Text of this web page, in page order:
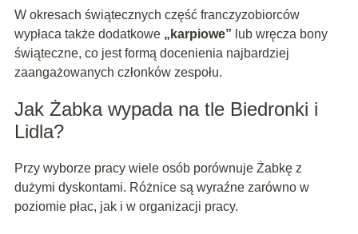
W okresach świątecznych część franczyzobiorców
wypłaca także dodatkowe „karpiowe” lub wręcza bony
świąteczne, co jest formą docenienia najbardziej
zaangażowanych członków zespołu.
Jak Żabka wypada na tle Biedronki i
Lidla?
Przy wyborze pracy wiele osób porównuje Żabkę z
dużymi dyskontami. Różnice są wyraźne zarówno w
poziomie płac, jak i w organizacji pracy.